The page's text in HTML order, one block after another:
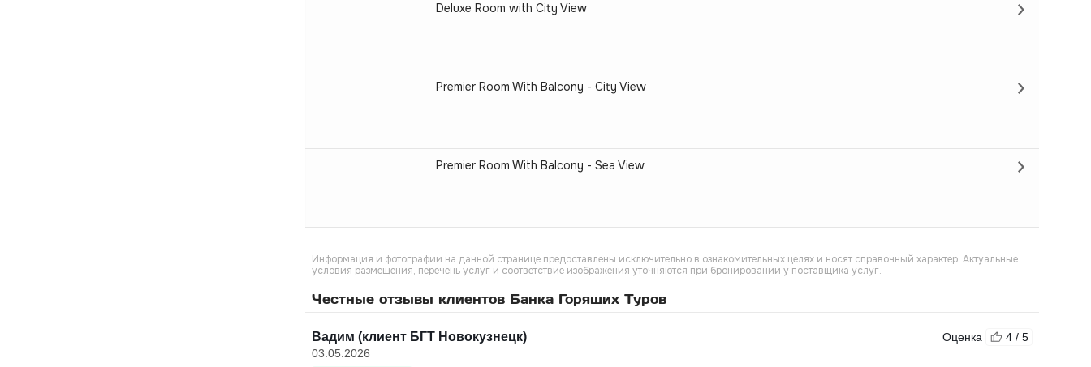
Deluxe Room with City View
Premier Room With Balcony - City View
Premier Room With Balcony - Sea View
Информация и фотографии на данной странице предоставлены исключительно в ознакомительных целях и носят справочный характер. Актуальные
условия размещения, перечень услуг и соответствие изображения уточняются при бронировании у поставщика услуг.
Честные отзывы клиентов Банка Горящих Туров
Вадим (клиент БГТ Новокузнецк)
03.05.2026
Оценка 4 / 5